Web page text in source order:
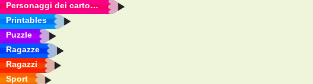
Personaggi dei cartoni animati
Printables
Puzzle
Ragazze
Ragazzi
Sport